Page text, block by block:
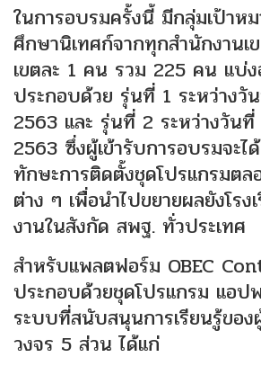
ในการอบรมครั้งนี้ มีกลุ่มเป้าห
ศึกษานิเทศก์จากทุกสำนักงาน
เขตละ 1 คน รวม 225 คน แบ่
ประกอบด้วย รุ่นที่ 1 ระหว่าง
2563 และ รุ่นที่ 2 ระหว่างวัน
2563 ซึ่งผู้เข้ารับการอบรมจะไ
ทักษะการติดตั้งชุดโปรแกรมตล
ต่าง ๆ เพื่อนำไปขยายผลยังโรง
งานในสังกัด สพฐ. ทั่วประเทศ
สำหรับแพลตฟอร์ม OBEC
ประกอบด้วยชุดโปรแกรม แอป
ระบบที่สนับสนุนการเรียนรู้ขอ
วงจร 5 ส่วน ได้แก่